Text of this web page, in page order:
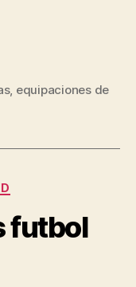
, equipaciones de
futbol